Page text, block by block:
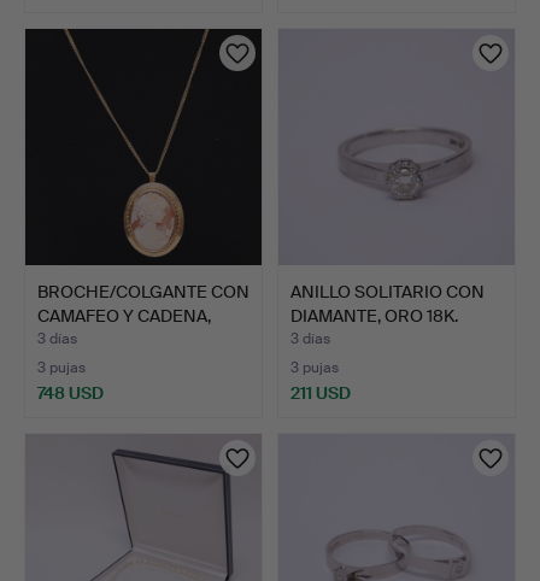
BROCHE/COLGANTE CON
CAMAFEO Y CADENA,
ORO …
3 días
3 pujas
748 USD
ANILLO SOLITARIO CON
DIAMANTE, ORO 18K.
3 días
3 pujas
211 USD